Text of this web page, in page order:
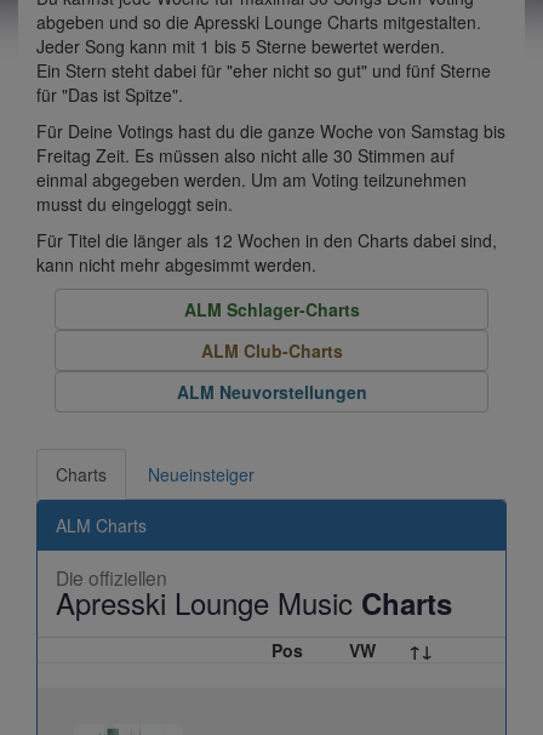
abgeben und so die Apresski Lounge Charts mitgestalten.
Jeder Song kann mit 1 bis 5 Sterne bewertet werden.
Ein Stern steht dabei für "eher nicht so gut" und fünf Sterne
für "Das ist Spitze".
Für Deine Votings hast du die ganze Woche von Samstag bis
Freitag Zeit. Es müssen also nicht alle 30 Stimmen auf
einmal abgegeben werden. Um am Voting teilzunehmen
musst du eingeloggt sein.
Für Titel die länger als 12 Wochen in den Charts dabei sind,
kann nicht mehr abgesimmt werden.
ALM Schlager-Charts
ALM Club-Charts
ALM Neuvorstellungen
Charts Neueinsteiger
ALM Charts
Die offiziellen
Apresski Lounge Music Charts
Pos VW ↑↓